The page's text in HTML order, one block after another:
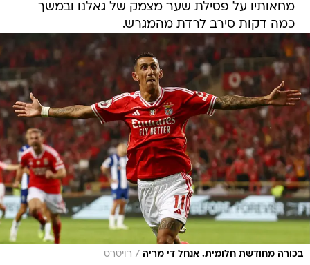
מחאותיו על פסילת שער מצמק של גאלנו ובמשך
כמה דקות סירב לרדת מהמגרש.
בכורה מחודשת חלומית. אנחל די מריה / רויטרס